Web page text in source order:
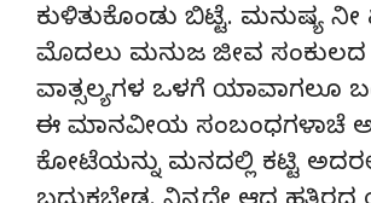
ಕುಳಿತುಕೊಂಡು ಬಿಟ್ಟೆ. ಮನುಷ್ಯ ನೀ
ಮೊದಲು ಮನುಜ ಜೀವ ಸಂಕುಲದ
ವಾತ್ಸಲ್ಯಗಳ ಒಳಗೆ ಯಾವಾಗಲೂ
ಈ ಮಾನವೀಯ ಸಂಬಂಧಗಳಾಚೆ
ಕೋಟೆಯನ್ನು ಮನದಲ್ಲಿ ಕಟ್ಟಿ